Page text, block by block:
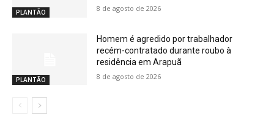
PLANTÃO 8 de agosto de 2026
PLANTÃO
Homem é agredido por trabalhador
recém-contratado durante roubo à
residência em Arapuã
8 de agosto de 2026